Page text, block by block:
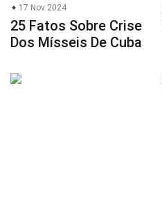
17 Nov 2024
25 Fatos Sobre Crise
Dos Mísseis De Cuba